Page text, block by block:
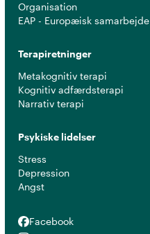
Organisation
EAP - Europæisk samarbejde
Terapiretninger
Metakognitiv terapi
Kognitiv adfærdsterapi
Narrativ terapi
Psykiske lidelser
Stress
Depression
Angst
Facebook
Facebook